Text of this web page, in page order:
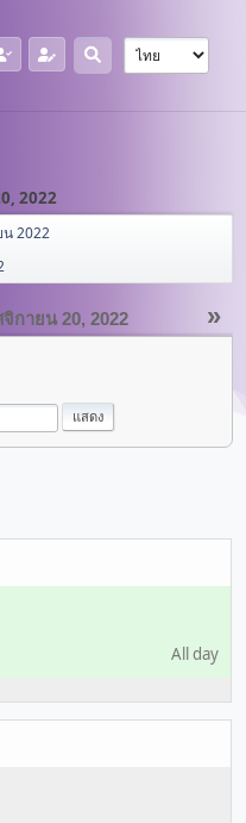
2022
2022
»
กายน 20, 2022
All day